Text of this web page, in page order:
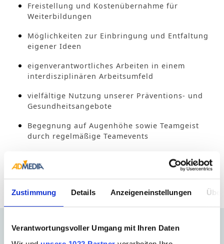
Zustimmung Details Anzeigeneinstellungen
Verantwortungsvoller Umgang mit Ihren Daten
Freistellung und Kostenübernahme für
Weiterbildungen
Möglichkeiten zur Einbringung und Entfaltung
eigener Ideen
eigenverantwortliches Arbeiten in einem
interdisziplinären Arbeitsumfeld
vielfältige Nutzung unserer Präventions- und
Gesundheitsangebote
Begegnung auf Augenhöhe sowie Teamgeist
durch regelmäßige Teamevents
Nur noch ein Schritt ...
bewerbung-chemnitz@admedia.de